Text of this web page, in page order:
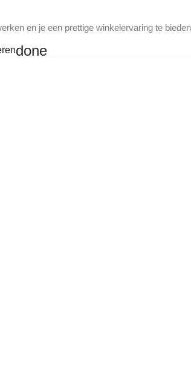
en je een prettige winkelervaring te
done